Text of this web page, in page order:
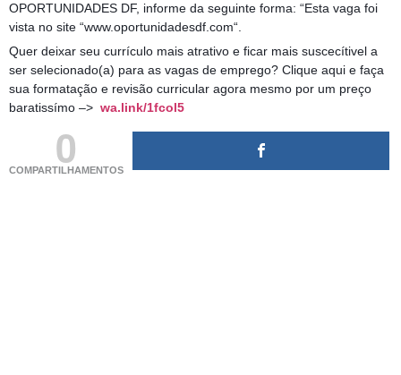
OPORTUNIDADES DF, informe da seguinte forma: “Esta vaga foi
vista no site “www.oportunidadesdf.com“.
Quer deixar seu currículo mais atrativo e ficar mais suscecítivel a
ser selecionado(a) para as vagas de emprego? Clique aqui e faça
sua formatação e revisão curricular agora mesmo por um preço
baratissímo –> wa.link/1fcol5
0
COMPARTILHAMENTOS